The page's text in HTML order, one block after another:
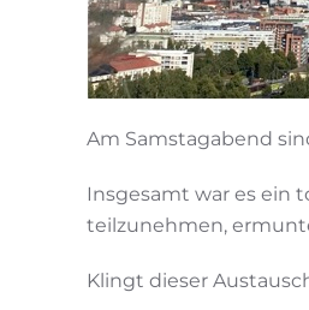
Am Samstagabend
Insgesamt war es ein
teilzunehmen,
Klingt dieser